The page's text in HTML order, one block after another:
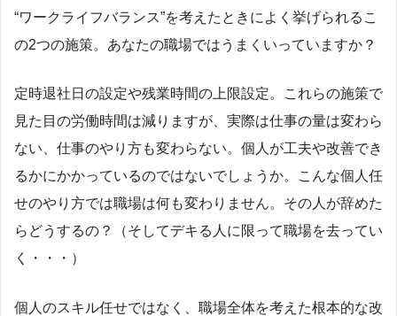
“ワークライフバランス”を考えたときによく挙げられるこ
の2つの施策。あなたの職場ではうまくいっていますか？
定時退社日の設定や残業時間の上限設定。これらの施策で
見た目の労働時間は減りますが、実際は仕事の量は変わら
ない、仕事のやり方も変わらない。個人が工夫や改善でき
るかにかかっているのではないでしょうか。こんな個人任
せのやり方では職場は何も変わりません。その人が辞めた
らどうするの？（そしてデキる人に限って職場を去ってい
く・・・）
個人のスキル任せではなく、職場全体を考えた根本的な改